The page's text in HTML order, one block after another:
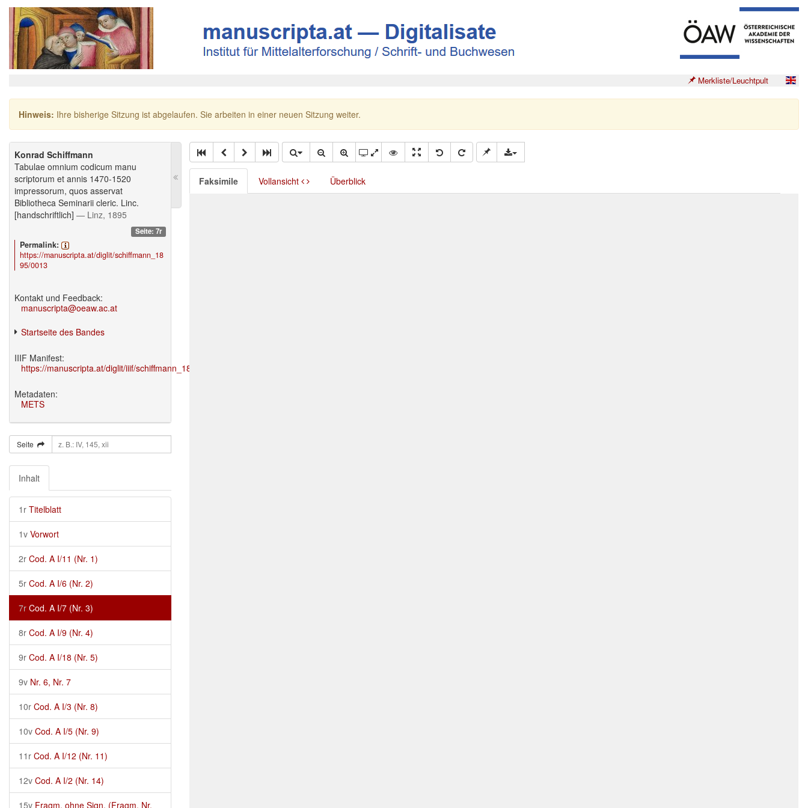
Merkliste/Leuchtpult
Hinweis: Ihre bisherige Sitzung ist abgelaufen. Sie arbeiten in einer neuen Sitzung weiter.
Konrad Schiffmann
Tabulae omnium codicum manu
scriptorum et annis 1470-1520
impressorum, quos asservat
Bibliotheca Seminarii cleric. Linc.
[handschriftlich] — Linz, 1895
Seite: 7r
Permalink:
https://manuscripta.at/diglit/schiffmann_18
95/0013
Kontakt und Feedback:
manuscripta@oeaw.ac.at
Startseite des Bandes
IIIF Manifest:
https://manuscripta.at/diglit/iiif/schiffmann_1895/manifest.json
Metadaten:
METS
Seite
Inhalt
1r Titelblatt
1v Vorwort
2r Cod. A I/11 (Nr. 1)
5r Cod. A I/6 (Nr. 2)
7r Cod. A I/7 (Nr. 3)
8r Cod. A I/9 (Nr. 4)
9r Cod. A I/18 (Nr. 5)
9v Nr. 6, Nr. 7
10r Cod. A I/3 (Nr. 8)
10v Cod. A I/5 (Nr. 9)
11r Cod. A I/12 (Nr. 11)
12v Cod. A I/2 (Nr. 14)
15v Fragm. ohne Sign. (Fragm. Nr.
Faksimile Vollansicht Überblick